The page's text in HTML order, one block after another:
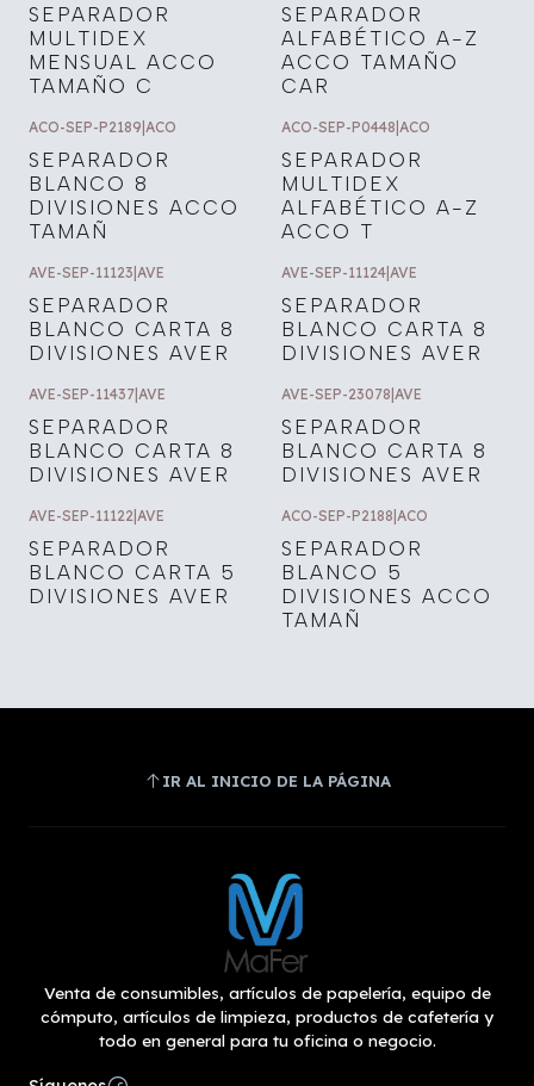
SEPARADOR
MULTIDEX
MENSUAL ACCO
TAMAÑO C
SEPARADOR
ALFABÉTICO A-Z
ACCO TAMAÑO
CAR
ACO-SEP-P2189|ACO
SEPARADOR
BLANCO 8
DIVISIONES ACCO
TAMAÑ
ACO-SEP-P0448|ACO
SEPARADOR
MULTIDEX
ALFABÉTICO A-Z
ACCO T
AVE-SEP-11123 AVE
SEPARADOR
BLANCO CARTA 8
DIVISIONES AVER
AVE-SEP-11124 AVE
SEPARADOR
BLANCO CARTA 8
DIVISIONES AVER
AVE-SEP-11437 AVE
SEPARADOR
BLANCO CARTA 8
DIVISIONES AVER
AVE-SEP-23078 AVE
SEPARADOR
BLANCO CARTA 8
DIVISIONES AVER
AVE-SEP-11122 AVE
SEPARADOR
BLANCO CARTA 5
DIVISIONES AVER
ACO-SEP-P2188 ACO
SEPARADOR
BLANCO 5
DIVISIONES ACCO
TAMAÑ
IR AL INICIO DE LA PÁGINA
Venta de consumibles, artículos de papelería, equipo de
cómputo, artículos de limpieza, productos de cafetería y
todo en general para tu oficina o negocio.